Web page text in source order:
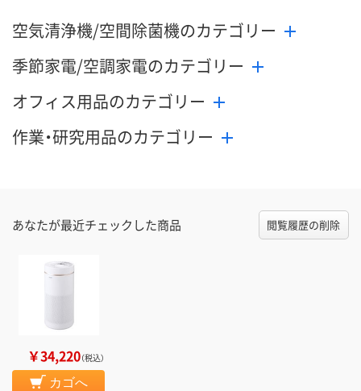
空気清浄機/空間除菌機のカテゴリー
季節家電/空調家電のカテゴリー
オフィス用品のカテゴリー
作業・研究用品のカテゴリー
あなたが最近チェックした商品 閲覧履歴の削除
￥34,220（税込）
カゴへ